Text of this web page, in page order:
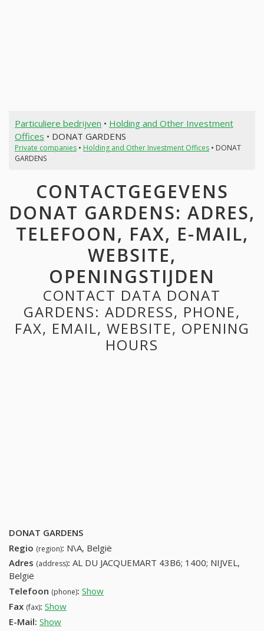
Particuliere bedrijven • Holding and Other Investment
Offices • DONAT GARDENS
Private companies• Holding and Other Investment Offices• DONAT
GARDENS
CONTACTGEGEVENS
DONAT GARDENS: ADRES,
TELEFOON, FAX, E-MAIL,
WEBSITE,
OPENINGSTIJDEN
CONTACT DATA DONAT
GARDENS: ADDRESS, PHONE,
FAX, EMAIL, WEBSITE, OPENING
HOURS
DONAT GARDENS
Regio (region): N\A, België
Adres (address): AL DU JACQUEMART 43B6; 1400; NIJVEL,
België
Telefoon (phone): Show
Fax (fax): Show
E-Mail: Show